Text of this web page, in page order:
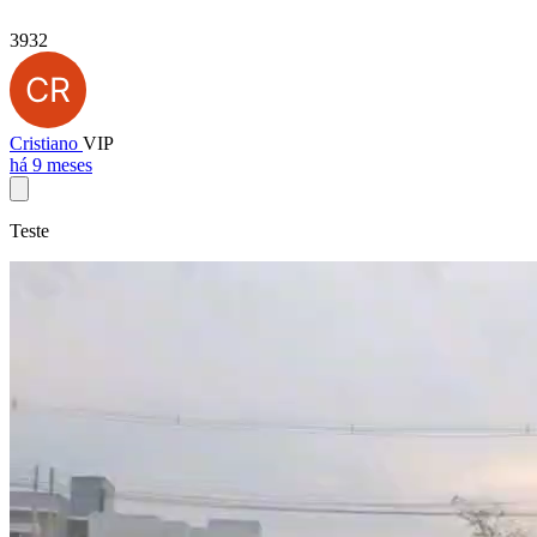
3932
Cristiano VIP
há 9 meses
Teste